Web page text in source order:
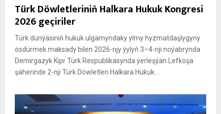
Türk Döwletleriniň Halkara Hukuk Kongresi
2026 geçiriler
Türk dünýäsiniň hukuk ulgamyndaky ylmy hyzmatdaşlygyny
ösdürmek maksady bilen 2026-njy ýylyň 3–4-nji noýabrynda
Demirgazyk Kipr Türk Respublikasynda ýerleşýän Lefkoşa
şäherinde 2-nji Türk Döwletleri Halkara Hukuk...